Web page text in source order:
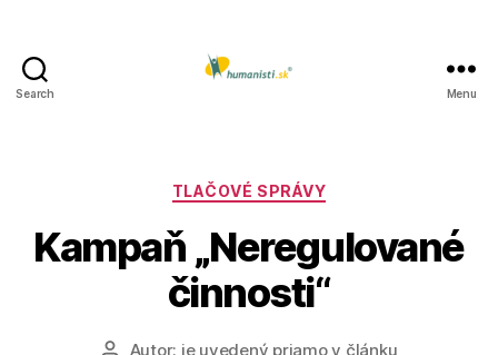
Search Menu
Kategórie
TLAČOVÉ SPRÁVY
Kampaň „Neregulované
činnosti“
AutorAutor: je uvedený priamo v článku